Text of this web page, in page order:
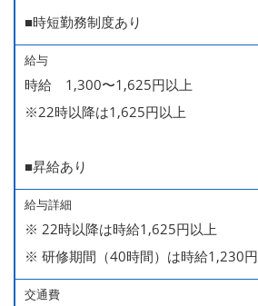
■時短勤務制度あり
給与
時給 1,300〜1,625円以上
※22時以降は1,625円以上
■昇給あり
給与詳細
※ 22時以降は時給1,625円以上
※ 研修期間（40時間）は時給1,230円
交通費